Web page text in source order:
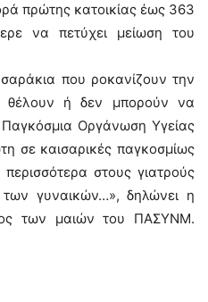
πρώτης κατοικίας έως 363
να πετύχει μείωση του
που ροκανίζουν την
θέλουν ή δεν μπορούν να
Οργάνωση Υγείας
σε καισαρικές παγκοσμίως
στους γιατρούς
γυναικών…», δηλώνει η
των μαιών του ΠΑΣΥΝΜ.